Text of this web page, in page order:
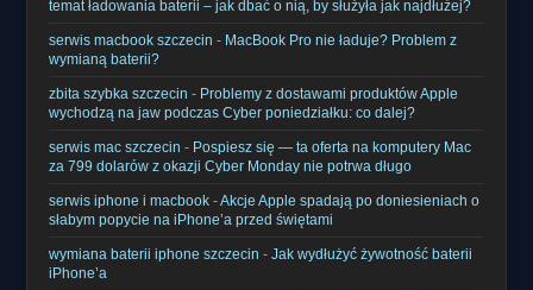
temat ładowania baterii – jak dbać o nią, by służyła jak najdłużej?
serwis macbook szczecin - MacBook Pro nie ładuje? Problem z
wymianą baterii?
zbita szybka szczecin - Problemy z dostawami produktów Apple
wychodzą na jaw podczas Cyber poniedziałku: co dalej?
serwis mac szczecin - Pospiesz się — ta oferta na komputery Mac
za 799 dolarów z okazji Cyber ​​Monday nie potrwa długo
serwis iphone i macbook -Akcje Apple spadają po doniesieniach o
słabym popycie na iPhone’a przed świętami
wymiana baterii iphone szczecin -Jak wydłużyć żywotność baterii
iPhone’a